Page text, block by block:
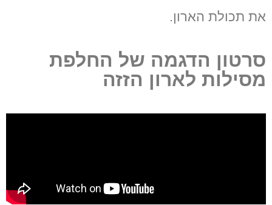
את תכולת הארון.
סרטון הדגמה של החלפת
מסילות לארון הזזה